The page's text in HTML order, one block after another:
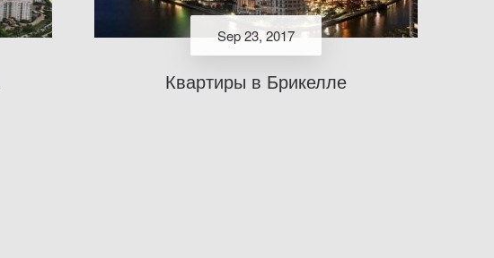
Sep 23, 2017
Квартиры в Брикелле